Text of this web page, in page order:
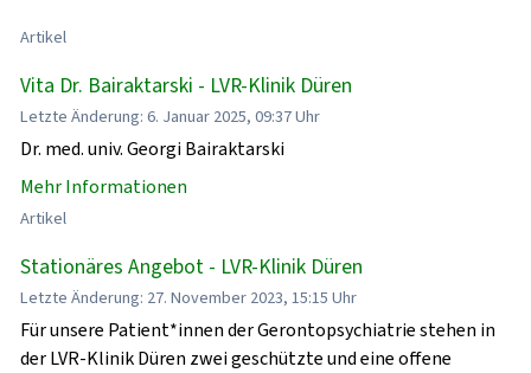
Artikel
Vita Dr. Bairaktarski - LVR-Klinik Düren
Letzte Änderung: 6. Januar 2025, 09:37 Uhr
Dr. med. univ. Georgi Bairaktarski
Mehr Informationen
Artikel
Stationäres Angebot - LVR-Klinik Düren
Letzte Änderung: 27. November 2023, 15:15 Uhr
Für unsere Patient*innen der Gerontopsychiatrie stehen in
der LVR-Klinik Düren zwei geschützte und eine offene